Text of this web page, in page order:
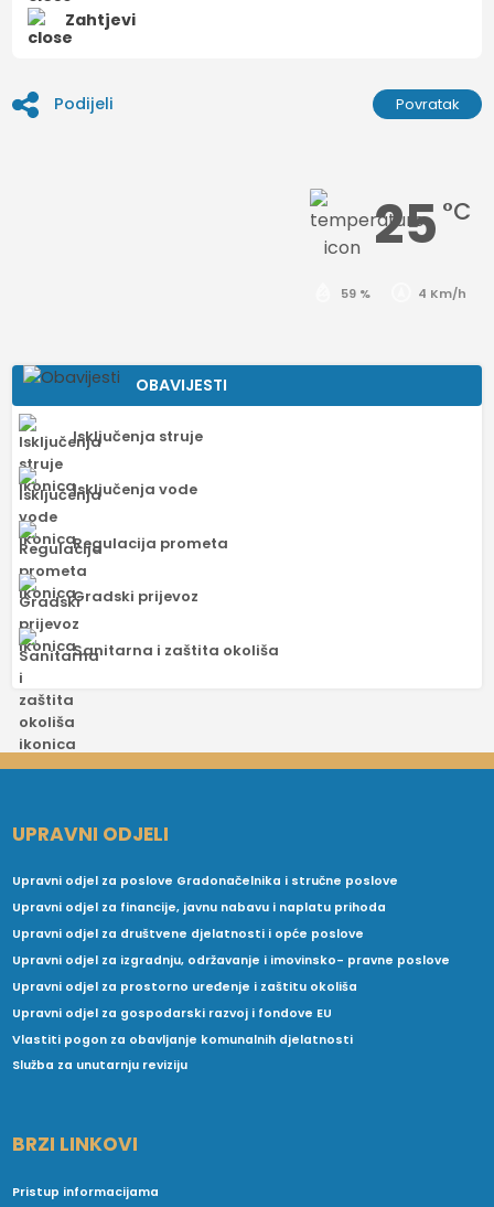
Zahtjevi
Podijeli Povratak
25 °C
59 % 4 Km/h
OBAVIJESTI
Isključenja struje
Isključenja vode
Regulacija prometa
Gradski prijevoz
Sanitarna i zaštita okoliša
UPRAVNI ODJELI
Upravni odjel za poslove Gradonačelnika i stručne poslove
Upravni odjel za financije, javnu nabavu i naplatu prihoda
Upravni odjel za društvene djelatnosti i opće poslove
Upravni odjel za izgradnju, održavanje i imovinsko- pravne poslove
Upravni odjel za prostorno uređenje i zaštitu okoliša
Upravni odjel za gospodarski razvoj i fondove EU
Vlastiti pogon za obavljanje komunalnih djelatnosti
Služba za unutarnju reviziju
BRZI LINKOVI
Pristup informacijama